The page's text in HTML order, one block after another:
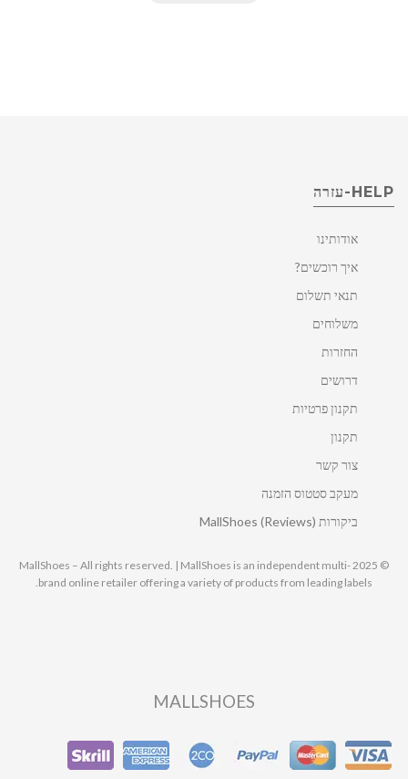
HELP-עזרה
אודותינו
איך רוכשים?
תנאי תשלום
משלוחים
החזרות
דרושים
תקנון פרטיות
תקנון
צור קשר
מעקב סטטוס הזמנה
ביקורות MallShoes (Reviews)
© 2025 MallShoes – All rights reserved. | MallShoes is an independent multi-
brand online retailer offering a variety of products from leading labels.
MALLSHOES